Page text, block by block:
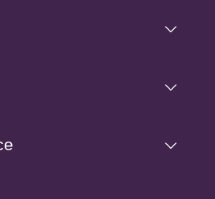
deelt over het toepassen
kunst van het maken van